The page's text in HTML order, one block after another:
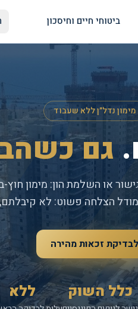
ביטוחי חיים וחיסכון
מימון נדל״ן ללא שעבוד
גם
או השלמת הון: מימון חוץ-
הצלחה פשוט: לא
לבדיקת זכאות מהירה
כלל השוק ללא